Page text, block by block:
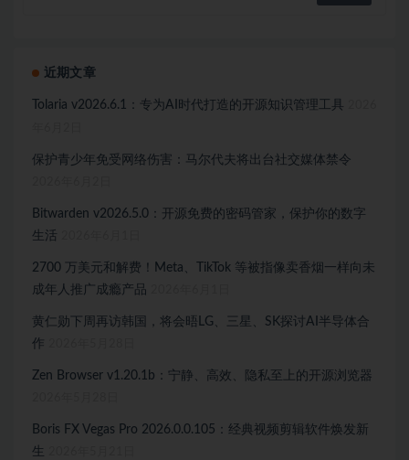
近期文章
Tolaria v2026.6.1：专为AI时代打造的开源知识管理工具
保护青少年免受网络伤害：马尔代夫将出台社交媒体禁令
Bitwarden v2026.5.0：开源免费的密码管家，保护你的数字
生活
2700 万美元和解费！Meta、TikTok 等被指像卖香烟一样向未
成年人推广成瘾产品
黄仁勋下周再访韩国，将会晤LG、三星、SK探讨AI半导体合
作
Zen Browser v1.20.1b：宁静、高效、隐私至上的开源浏览器
Boris FX Vegas Pro 2026.0.0.105：经典视频剪辑软件焕发新
生